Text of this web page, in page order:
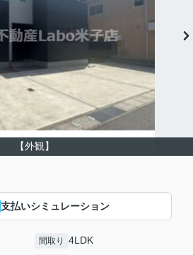
【外観】
支払いシミュレーション
間取り 4LDK